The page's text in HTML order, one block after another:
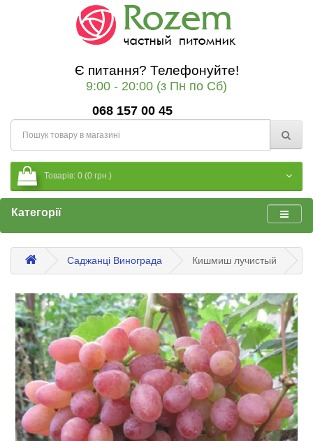
Є питання? Телефонуйте!
9:00 - 20:00 (з Пн по Сб)
068 157 00 45
Товарів: 0 (0 грн.)
Категорії
Саджанці Винограда Кишмиш лучистый